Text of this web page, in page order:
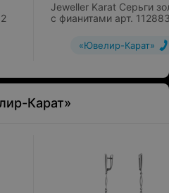
Jeweller Karat Серьги
с фианитами арт.
«Ювелир-Карат»
Карат»